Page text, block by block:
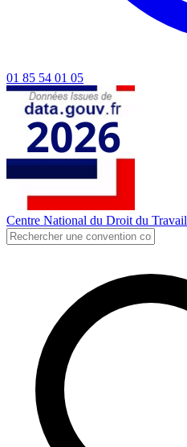
01 85 54 01 05
Centre National du Droit du Travail